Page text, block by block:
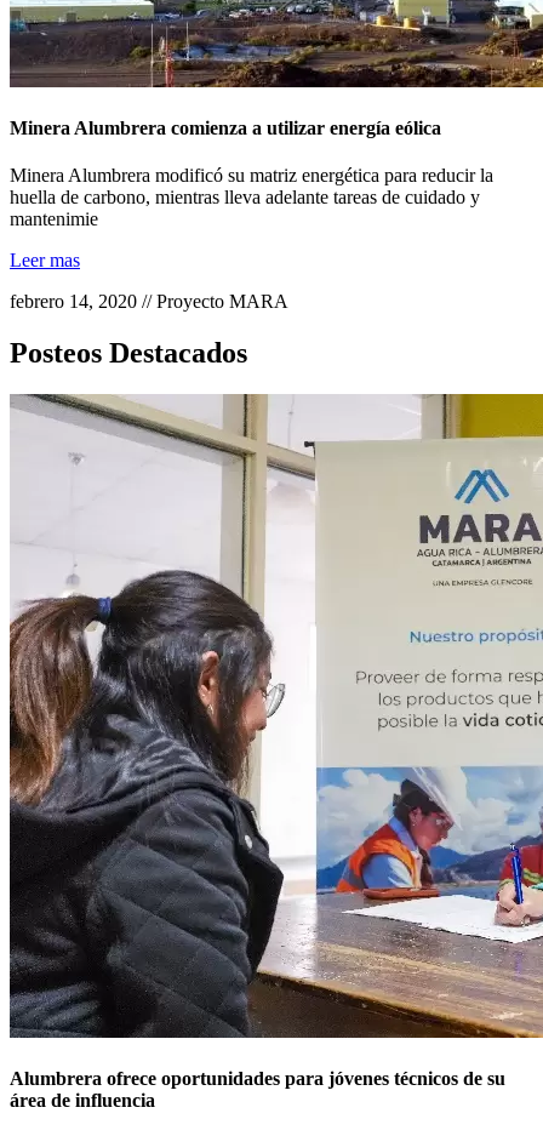
Minera Alumbrera comienza a utilizar energía eólica
Minera Alumbrera modificó su matriz energética para reducir la
huella de carbono, mientras lleva adelante tareas de cuidado y
mantenimie
Leer mas
febrero 14, 2020 // Proyecto MARA
Posteos Destacados
Alumbrera ofrece oportunidades para jóvenes técnicos de su
área de influencia